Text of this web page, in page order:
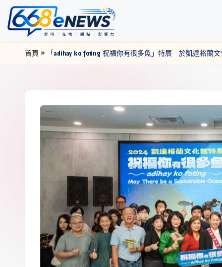
首頁 » 「adihay ko foting 祝福你有很多魚」特展 於凱達格蘭